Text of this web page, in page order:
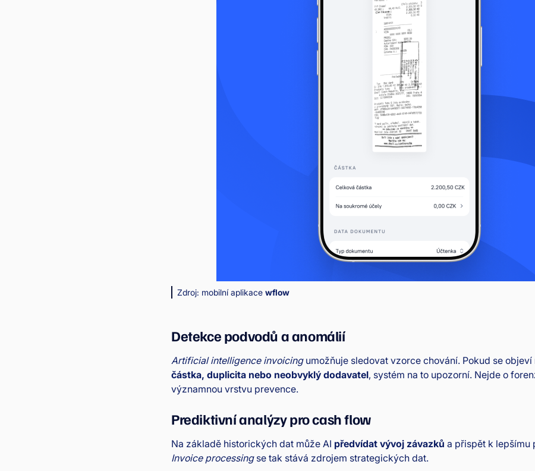
Zdroj: mobilní aplikace wflow
Detekce podvodů a anomálií
Artificial intelligence invoicingumožňuje sledovat vzorce chování. Pokud se objeví
částka, duplicita nebo neobvyklý dodavatel, systém na to upozorní. Nejde o
významnou vrstvu prevence.
Prediktivní analýzy pro cash flow
Na základě historických dat může AI předvídat vývoj závazků a přispět k lepšímu
Invoice processingse tak stává zdrojem strategických dat.